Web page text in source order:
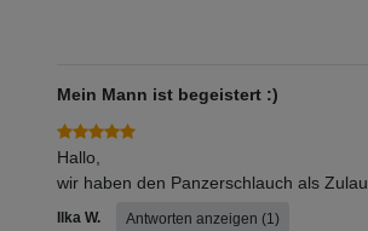
Mein Mann ist begeistert :)
Hallo,
wir haben den Panzerschlauch als
Ilka W. Antworten anzeigen (1)